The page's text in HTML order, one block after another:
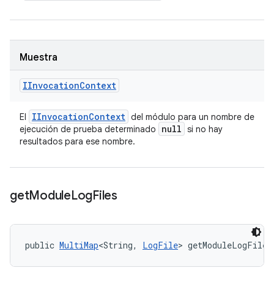
Muestra
IInvocationContext
El IInvocationContext del módulo para un nombre de
ejecución de prueba determinado
null si no hay
resultados para ese nombre.
getModuleLogFiles
public MultiMap<String, LogFile>